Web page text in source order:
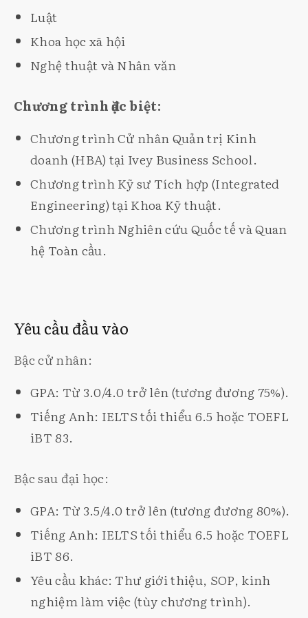
Luật
Khoa học xã hội
Nghệ thuật và Nhân văn
Chương trình đặc biệt:
Chương trình Cử nhân Quản trị Kinh
doanh (HBA) tại Ivey Business School.
Chương trình Kỹ sư Tích hợp (Integrated
Engineering) tại Khoa Kỹ thuật.
Chương trình Nghiên cứu Quốc tế và Quan
hệ Toàn cầu.
Yêu cầu đầu vào
Bậc cử nhân:
GPA: Từ 3.0/4.0 trở lên (tương đương 75%).
Tiếng Anh: IELTS tối thiểu 6.5 hoặc TOEFL
iBT 83.
Bậc sau đại học:
GPA: Từ 3.5/4.0 trở lên (tương đương 80%).
Tiếng Anh: IELTS tối thiểu 6.5 hoặc TOEFL
iBT 86.
Yêu cầu khác: Thư giới thiệu, SOP, kinh
nghiệm làm việc (tùy chương trình).